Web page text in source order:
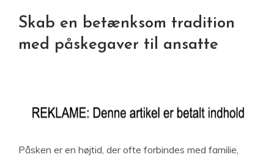
Skab en betænksom tradition
med påskegaver til ansatte
Påsken er en højtid, der ofte forbindes med familie,